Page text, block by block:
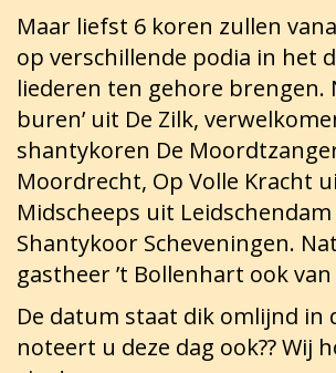
Maar liefst 6 koren zullen
op verschillende podia in het
liederen ten gehore brengen.
buren’ uit De Zilk,
shantykoren De
Moordrecht, Op Volle Kracht
Midscheeps uit Leidschendam
Shantykoor Scheveningen.
gastheer ’t Bollenhart ook
De datum staat dik omlijnd in
noteert u deze dag ook?? Wij